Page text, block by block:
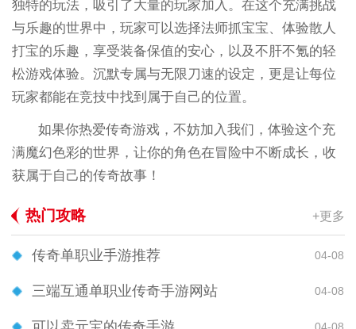
独特的玩法，吸引了大量的玩家加入。在这个充满挑战
与乐趣的世界中，玩家可以选择法师抓宝宝、体验散人
打宝的乐趣，享受装备保值的安心，以及不肝不氪的轻
松游戏体验。沉默专属与无限刀速的设定，更是让每位
玩家都能在竞技中找到属于自己的位置。
如果你热爱传奇游戏，不妨加入我们，体验这个充
满魔幻色彩的世界，让你的角色在冒险中不断成长，收
获属于自己的传奇故事！
热门攻略 +更多
传奇单职业手游推荐 04-08
三端互通单职业传奇手游网站 04-08